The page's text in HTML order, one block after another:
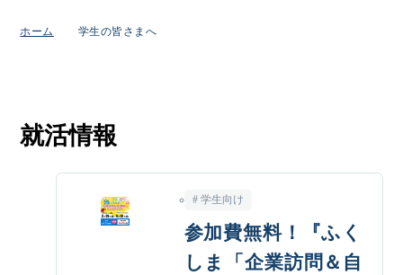
ホーム 学生の皆さまへ
就活情報
学生向け
参加費無料！『ふく
しま「企業訪問＆自